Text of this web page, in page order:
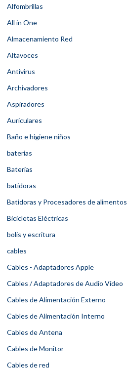
Alfombrillas
All in One
Almacenamiento Red
Altavoces
Antivirus
Archivadores
Aspiradores
Auriculares
Baño e higiene niños
baterias
Baterías
batidoras
Batidoras y Procesadores de alimentos
Bicicletas Eléctricas
bolis y escritura
cables
Cables - Adaptadores Apple
Cables / Adaptadores de Audio Vídeo
Cables de Alimentación Externo
Cables de Alimentación Interno
Cables de Antena
Cables de Monitor
Cables de red